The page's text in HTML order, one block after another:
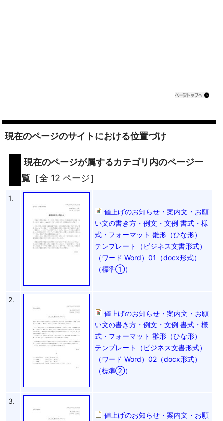
現在のページのサイトにおける位置づけ
現在のページが属するカテゴリ内のページ一
覧 ［全 12 ページ］
1.
値上げのお知らせ・案内文・お願
い文の書き方・例文・文例 書式・様
式・フォーマット 雛形（ひな形）
テンプレート（ビジネス文書形式）
（ワード Word）01（docx形式）
（標準①）
2.
値上げのお知らせ・案内文・お願
い文の書き方・例文・文例 書式・様
式・フォーマット 雛形（ひな形）
テンプレート（ビジネス文書形式）
（ワード Word）02（docx形式）
（標準②）
3.
値上げのお知らせ・案内文・お願